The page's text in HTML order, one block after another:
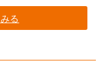
る